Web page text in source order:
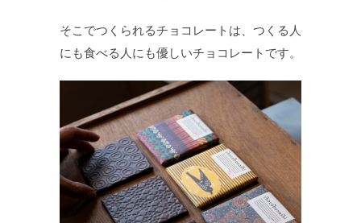
そこでつくられるチョコレートは、つくる人
にも食べる人にも優しいチョコレートです。